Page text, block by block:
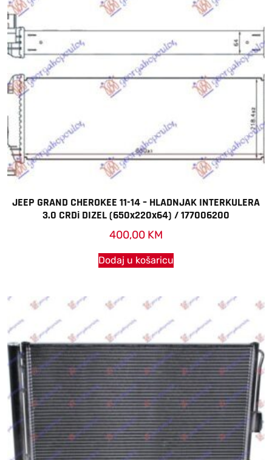
JEEP GRAND CHEROKEE 11-14 – HLADNJAK INTERKULERA
3.0 CRDi DIZEL (650x220x64) / 177006200
400,00 KM
Dodaj u košaricu